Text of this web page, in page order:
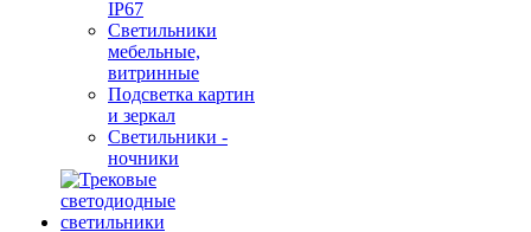
IP67
Светильники
мебельные,
витринные
Подсветка картин
и зеркал
Светильники -
ночники